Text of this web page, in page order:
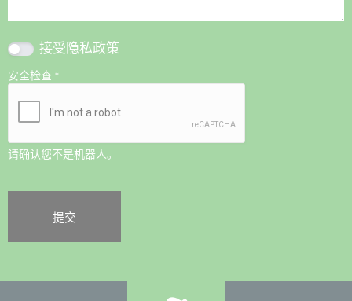
接受隐私政策
安全检查 *
请确认您不是机器人。